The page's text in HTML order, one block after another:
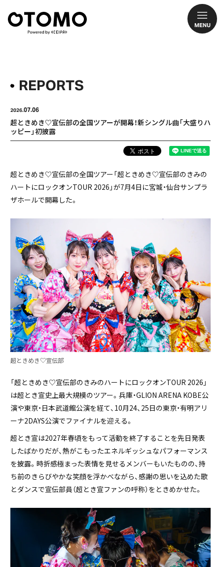
MENU
REPORTS
2026.07.06
超ときめき♡宣伝部の全国ツアーが開幕！新シングル曲「大盛りハ
ッピー」初披露
超ときめき♡宣伝部の全国ツアー「超ときめき♡宣伝部のきみの
ハートにロックオンTOUR 2026」が7月4日に宮城・仙台サンプラ
ザホールで開幕した。
超ときめき♡宣伝部
「超ときめき♡宣伝部のきみのハートにロックオンTOUR 2026」
は超とき宣史上最大規模のツアー。兵庫・GLION ARENA KOBE公
演や東京・日本武道館公演を経て、10月24、25日の東京・有明アリ
ーナ2DAYS公演でファイナルを迎える。
超とき宣は2027年春頃をもって活動を終了することを先日発表
したばかりだが、熱がこもったエネルギッシュなパフォーマンス
を披露。時折感極まった表情を見せるメンバーもいたものの、持
ち前のきらびやかな笑顔を浮かべながら、感謝の思いを込めた歌
とダンスで宣伝部員（超とき宣ファンの呼称）をときめかせた。